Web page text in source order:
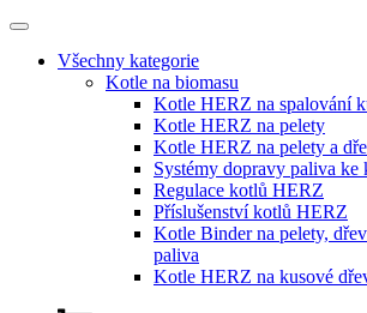
Všechny kategorie
Kotle na biomasu
Kotle HERZ na spalování
Kotle HERZ na pelety
Kotle HERZ na pelety a
Systémy dopravy paliva
Regulace kotlů HERZ
Příslušenství kotlů HERZ
Kotle Binder na pelety,
paliva
Kotle HERZ na kusové